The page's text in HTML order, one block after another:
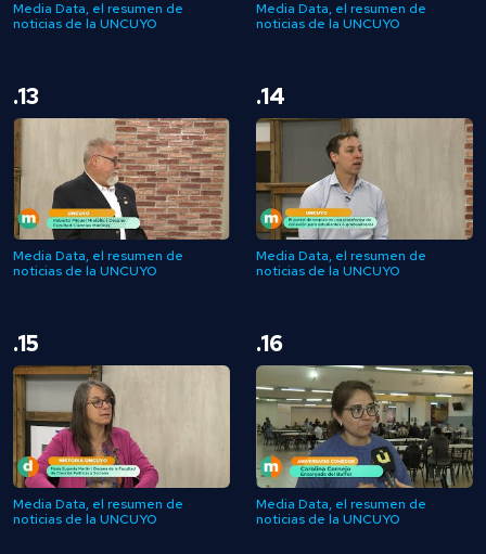
Media Data, el resumen de
noticias de la UNCUYO
Media Data, el resumen de
noticias de la UNCUYO
.13
Media Data, el resumen de
noticias de la UNCUYO
.14
Media Data, el resumen de
noticias de la UNCUYO
.15
Media Data, el resumen de
noticias de la UNCUYO
.16
Media Data, el resumen de
noticias de la UNCUYO